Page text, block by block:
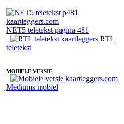
NET5 teletekst pagina 481
RTL
teletekst
MOBIELE VERSIE
Mediums mobiel